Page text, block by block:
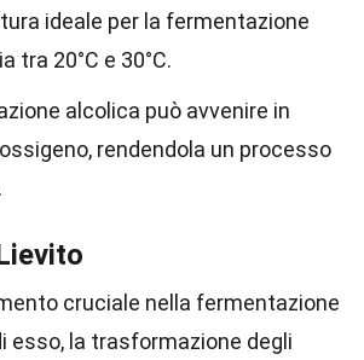
ideale per la fermentazione
tra 20°C e 30°C.
alcolica può avvenire in
rendendola un processo
cruciale nella fermentazione
esso, la trasformazione degli